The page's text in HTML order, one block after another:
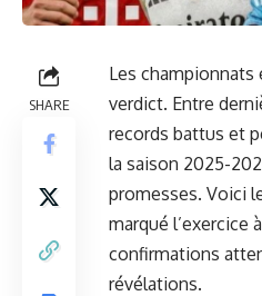
SHARE
Les
verdict. Entre
records battus et
la saison 2025-
promesses. Voici
marqué l’exercice
confirmations
révélations.